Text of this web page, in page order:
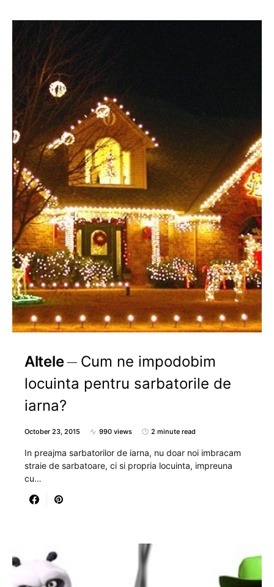
Altele
Cum ne impodobim
locuinta pentru sarbatorile de
iarna?
October 23, 2015 990 views 2 minute read
In preajma sarbatorilor de iarna, nu doar noi imbracam
straie de sarbatoare, ci si propria locuinta, impreuna
cu…